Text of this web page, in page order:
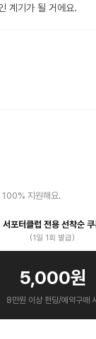
계기가 될 거에요.
100% 지원해요.
서포터클럽 전용 선착순 쿠
(1일 1회 발급)
5,000원
8만원 이상 펀딩/예약구매